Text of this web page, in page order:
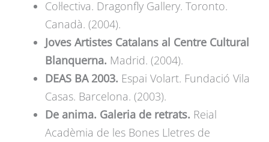
Col·lectiva. Dragonfly Gallery. Toronto.
Canadà. (2004).
Joves Artistes Catalans al Centre Cultural
Blanquerna. Madrid. (2004).
DEAS BA 2003. Espai Volart. Fundació Vila
Casas. Barcelona. (2003).
De anima. Galeria de retrats. Reial
Acadèmia de les Bones Lletres de